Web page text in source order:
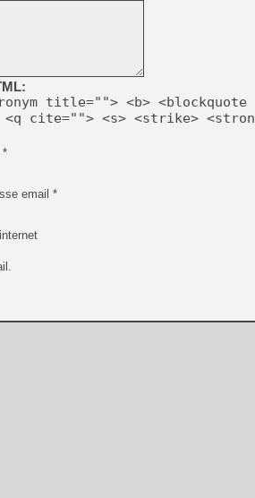
[GK] Beast of
[GK] Ubisoft : fin de partie
[GK] Mémoire cash -
[GK] Dan Houser (GTA)
[GK] Comment EA Sports
[GK] Crimson Moon : un
[GK] Isle of Reveries : le
[GK] Moonlighter 2 : The
[GK] Capcom relance
[Mo5] Deux inédits du
[GK] Le beat'em up The
[GK] Endless Legend 2 :
[LS] [PS5] Premiers
title=""> <b> <blockquote
<q cite=""> <s> <strike>
*
email *